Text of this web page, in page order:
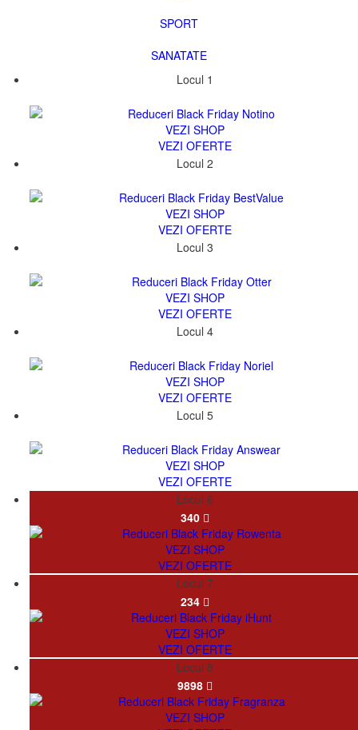
SPORT
SANATATE
Locul 1
VEZI SHOP
VEZI OFERTE
Locul 2
VEZI SHOP
VEZI OFERTE
Locul 3
VEZI SHOP
VEZI OFERTE
Locul 4
VEZI SHOP
VEZI OFERTE
Locul 5
VEZI SHOP
VEZI OFERTE
Locul 6
340
VEZI SHOP
VEZI OFERTE
Locul 7
234
VEZI SHOP
VEZI OFERTE
Locul 8
9898
VEZI SHOP